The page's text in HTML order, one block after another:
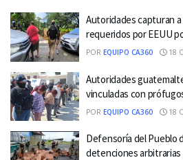
Autoridades capturan
requeridos por EEUU
POR EQUIPO CA360 18
Autoridades
vinculadas con
POR EQUIPO CA360 18
Defensoría del Pueblo
detenciones